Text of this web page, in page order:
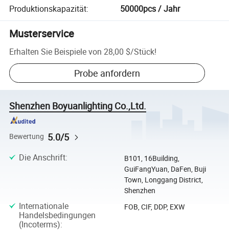
Produktionskapazität: 50000pcs / Jahr
Musterservice
Erhalten Sie Beispiele von 28,00 $/Stück!
Probe anfordern
Shenzhen Boyuanlighting Co.,Ltd.
Bewertung 5.0/5
Die Anschrift:
B101, 16Building,
GuiFangYuan, DaFen, Buji
Town, Longgang District,
Shenzhen
Internationale
Handelsbedingungen
(Incoterms):
FOB, CIF, DDP, EXW